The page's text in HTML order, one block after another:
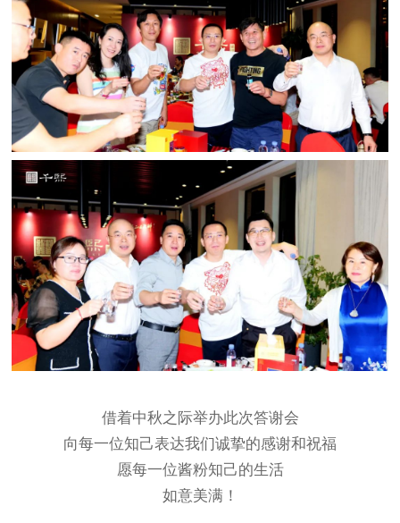
借着中秋之际举办此次答谢会
向每一位知己表达我们诚挚的感谢和祝福
愿每一位酱粉知己的生活
如意美满！